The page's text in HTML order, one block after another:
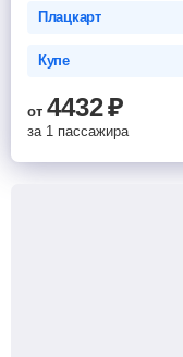
Плацкарт
Купе
от 4432₽
за 1 пассажира